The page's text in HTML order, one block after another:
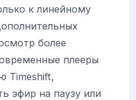
к линейному
более
плееры
Timeshift,
эфир на паузу или